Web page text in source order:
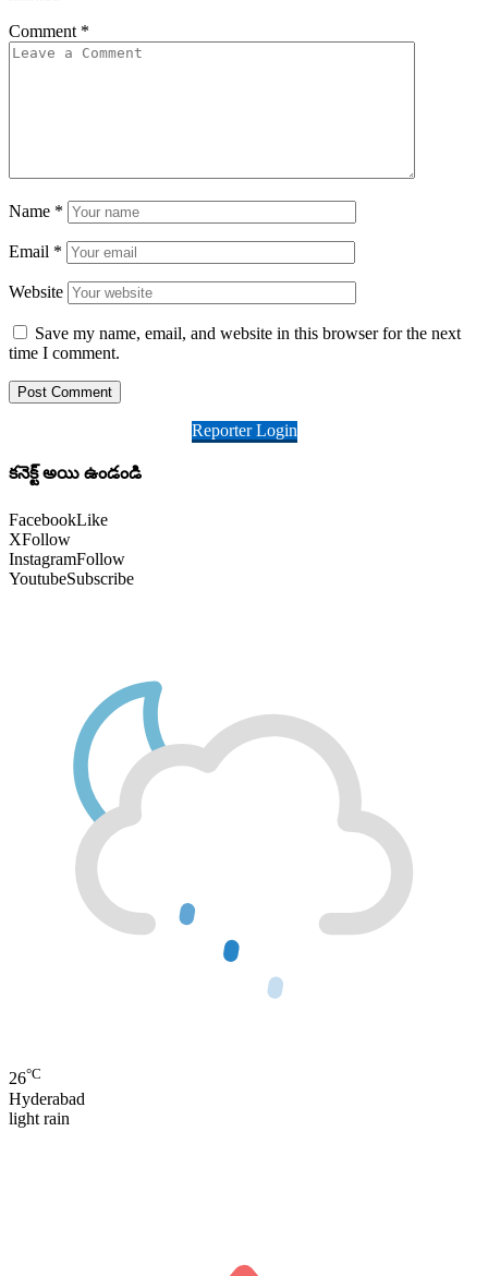
Comment *
Name *
Email *
Website
Save my name, email, and website in this browser for the next
time I comment.
Reporter Login
కనెక్ట్ అయి ఉండండి
FacebookLike
XFollow
InstagramFollow
YoutubeSubscribe
26°C
Hyderabad
light rain